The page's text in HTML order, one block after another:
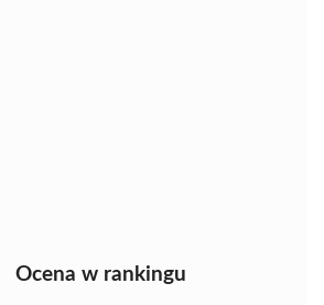
Ocena w rankingu